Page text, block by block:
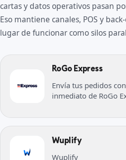
cartas y datos operativos pasan
Eso mantiene canales, POS y
lugar de funcionar como silos
RoGo Express
Envía tus pedidos
inmediato de RoGo
Wuplify
Wuplify